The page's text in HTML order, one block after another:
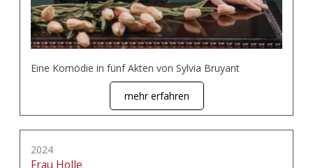
Eine Komödie in fünf Akten von Sylvia Bruyant
mehr erfahren
2024
Frau Holle